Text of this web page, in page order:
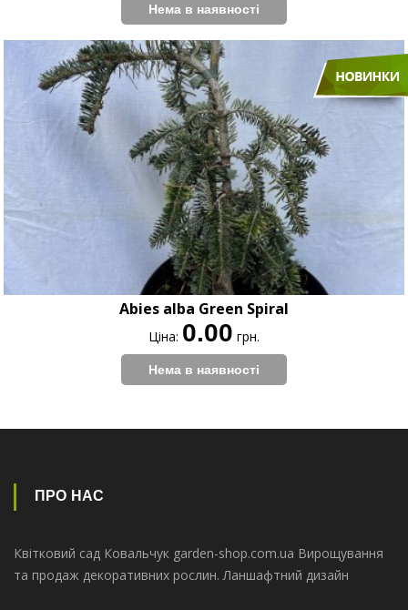
Abies alba Green Spiral
Ціна: 0.00 грн.
ПРО НАС
Квітковий сад Ковальчук garden-shop.com.ua Вирощування
та продаж декоративних рослин. Ланшафтний дизайн